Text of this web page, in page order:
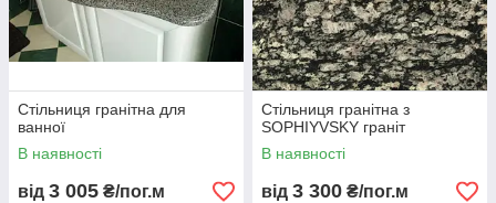
Стільниця гранітна для
ванної
В наявності
від 3 005 ₴/пог.м
Стільниця гранітна з
SOPHIYVSKY граніт
В наявності
від 3 300 ₴/пог.м